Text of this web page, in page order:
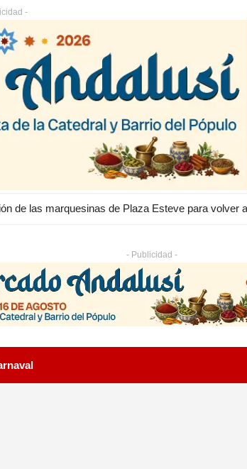
-
- Publicidad -